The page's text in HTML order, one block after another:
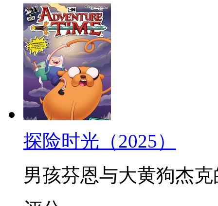
探险时光（2025）
男孩芬恩与大黄狗杰克